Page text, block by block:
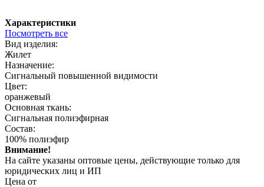
Характеристики
Посмотреть все
Вид изделия:
Жилет
Назначение:
Сигнальный повышенной видимости
Цвет:
оранжевый
Основная ткань:
Сигнальная полиэфирная
Состав:
100% полиэфир
Внимание!
На сайте указаны оптовые цены, действующие только для
юридических лиц и ИП
Цена от